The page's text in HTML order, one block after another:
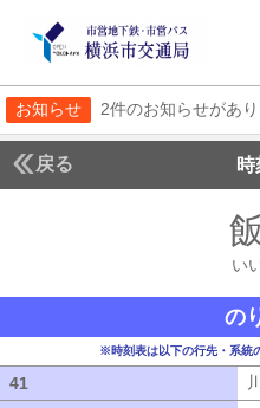
お知らせ 2件のお知らせがあ
戻る
い
の
※時刻表は以下の行先・系統
41